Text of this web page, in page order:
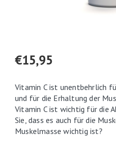
€15,95
Vitamin C ist unentbehrlich
und für die Erhaltung der
Vitamin C ist wichtig für die
Sie, dass es auch für die
Muskelmasse wichtig ist?